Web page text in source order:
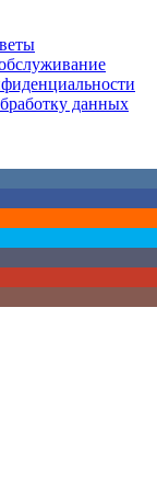
данных